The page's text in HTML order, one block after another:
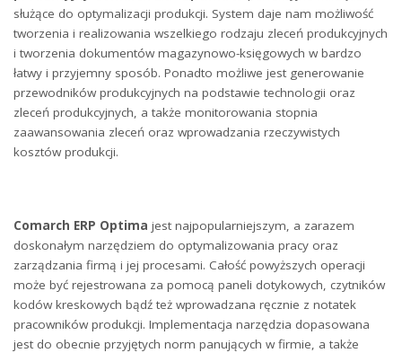
służące do optymalizacji produkcji. System daje nam możliwość
tworzenia i realizowania wszelkiego rodzaju zleceń produkcyjnych
i tworzenia dokumentów magazynowo-księgowych w bardzo
łatwy i przyjemny sposób. Ponadto możliwe jest generowanie
przewodników produkcyjnych na podstawie technologii oraz
zleceń produkcyjnych, a także monitorowania stopnia
zaawansowania zleceń oraz wprowadzania rzeczywistych
kosztów produkcji.
Comarch ERP Optima jest najpopularniejszym, a zarazem
doskonałym narzędziem do optymalizowania pracy oraz
zarządzania firmą i jej procesami. Całość powyższych operacji
może być rejestrowana za pomocą paneli dotykowych, czytników
kodów kreskowych bądź też wprowadzana ręcznie z notatek
pracowników produkcji. Implementacja narzędzia dopasowana
jest do obecnie przyjętych norm panujących w firmie, a także